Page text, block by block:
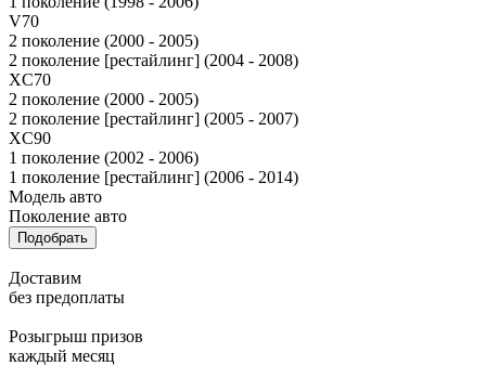
V70
2 поколение (2000 - 2005)
2 поколение [рестайлинг] (2004 - 2008)
XC70
2 поколение (2000 - 2005)
2 поколение [рестайлинг] (2005 - 2007)
XC90
1 поколение (2002 - 2006)
1 поколение [рестайлинг] (2006 - 2014)
Модель авто
Поколение авто
Подобрать
Доставим
без предоплаты
Розыгрыш призов
каждый месяц